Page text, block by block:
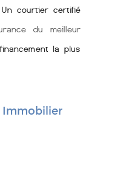
Un courtier certifié
du meilleur
la plus
Immobilier